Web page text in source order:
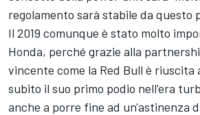
regolamento sarà stabile da questo
Il 2019 comunque è stato molto
Honda, perché grazie alla
vincente come la Red Bull è riuscita
subito il suo primo podio nell'era
anche a porre fine ad un'astinenza